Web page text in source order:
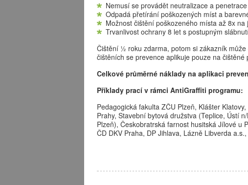
Nemusí se provádět neutralizace a penetrace
Odpadá přetírání poškozených míst a
Možnost čištění poškozeného místa až 8x na
Trvanlivost ochrany 8 let s postupným
Čištění ½ roku zdarma, potom si zákazník
čištěních se prevence aplikuje pouze na čištěné
Celkové průměrné náklady na aplikaci
Příklady prací v rámci AntiGraffiti programu:
Pedagogická fakulta ZČU Plzeň, Klášter
Prahy, Stavební bytová družstva (Teplice, Ústí
Plzeň), Českobratrská farnost husitská Jílové u
ČD DKV Praha, DP Jihlava, Lázně Libverda